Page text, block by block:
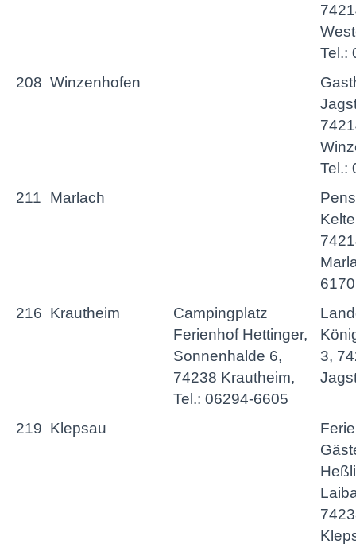
Tel.:
208 Winzenhofen
Tel.:
211
Marlach
6170
216 Krautheim
Campingplatz
Ferienhof Hettinger,
Sonnenhalde 6,
74238 Krautheim,
Tel.: 06294-6605
3,
219 Klepsau